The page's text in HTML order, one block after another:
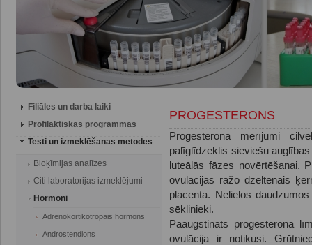
Filiāles un darba laiki
Profilaktiskās programmas
Testi un izmeklēšanas metodes
Bioķīmijas analīzes
Citi laboratorijas izmeklējumi
Hormoni
Adrenokortikotropais hormons
Androstendions
PROGESTERONS
Progesterona mērījumi
palīglīdzeklis sieviešu
luteālās fāzes novērtēšanai.
ovulācijas ražo dzeltenais
placenta. Nelielos
sēklinieki.
Paaugstināts progesterona
ovulācija ir notikusi.